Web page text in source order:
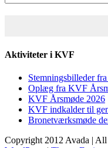
Aktiviteter i KVF
Stemningsbilleder
Oplæg fra KVF
KVF Årsmøde 2026
KVF indkalder til
Bronetværksmøde
Copyright 2012 Avada |